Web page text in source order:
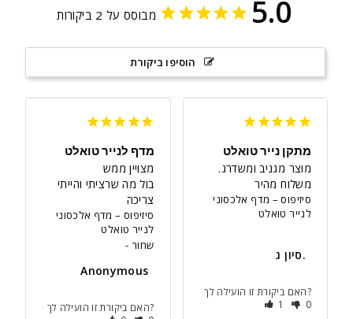
5.0 מבוסס על 2 ביקורות
הוסיפו ביקורת
מדף לנייר טואלט
בול מה שרציתי והייתי
צריכה
סיזיפוס – מדף אלכסוני
לנייר טואלט
שחור
Anonymous
האם ביקורת זו הועילה לך?
מתקן נייר טואלט
משלוח מהיר
סיזיפוס – מדף אלכסוני
לנייר טואלט
סיון ג.
האם ביקורת זו הועילה לך?
1
0